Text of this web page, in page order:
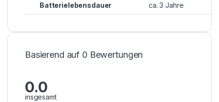
Batterielebensdauer ca. 3 Jahre
Basierend auf 0 Bewertungen
0.0
insgesamt